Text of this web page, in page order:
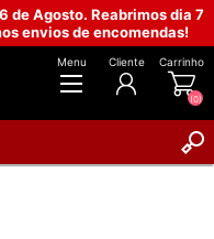
de Agosto. Reabrimos dia 7
envios de encomendas!
Menu Cliente Carrinho
(0)